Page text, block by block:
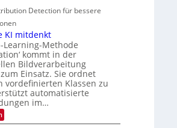
e
I
O
N
T
e
c
h
T
a
l
r
a
u
d
e
r
V
I
a
g
u
n
g
z
u
E
l
e
k
Detection für bessere
KI mitdenkt
Learning-Methode
kommt in der
Bildverarbeitung
Einsatz. Sie ordnet
vordefinierten Klassen zu
automatisierte
im…
:
W